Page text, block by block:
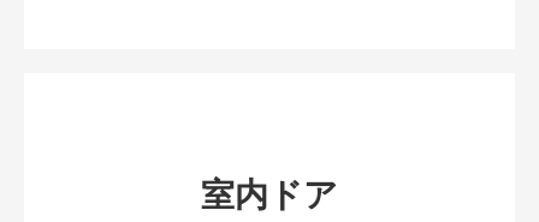
室内ドア